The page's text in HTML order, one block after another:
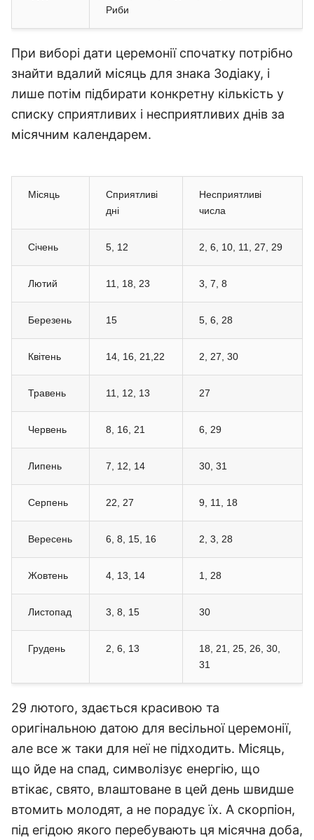
Риби
При виборі дати церемонії спочатку потрібно
знайти вдалий місяць для знака Зодіаку, і
лише потім підбирати конкретну кількість у
списку сприятливих і несприятливих днів за
місячним календарем.
Місяць
Сприятливі
дні
Несприятливі
числа
Січень 5, 12 2, 6, 10, 11, 27, 29
Лютий 11, 18, 23 3, 7, 8
Березень 15 5, 6, 28
Квітень 14, 16, 21,22 2, 27, 30
Травень 11, 12, 13 27
Червень 8, 16, 21 6, 29
Липень 7, 12, 14 30, 31
Серпень 22, 27 9, 11, 18
Вересень 6, 8, 15, 16 2, 3, 28
Жовтень 4, 13, 14 1, 28
Листопад 3, 8, 15 30
Грудень 2, 6, 13
18, 21, 25, 26, 30,
31
29 лютого, здається красивою та
оригінальною датою для весільної церемонії,
але все ж таки для неї не підходить. Місяць,
що йде на спад, символізує енергію, що
втікає, свято, влаштоване в цей день швидше
втомить молодят, а не порадує їх. А скорпіон,
під егідою якого перебувають ця місячна доба,